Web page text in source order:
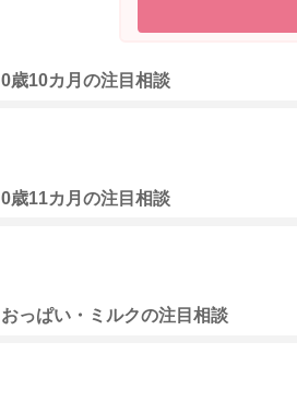
0歳10カ月の注目相談
0歳11カ月の注目相談
おっぱい・ミルクの注目相談